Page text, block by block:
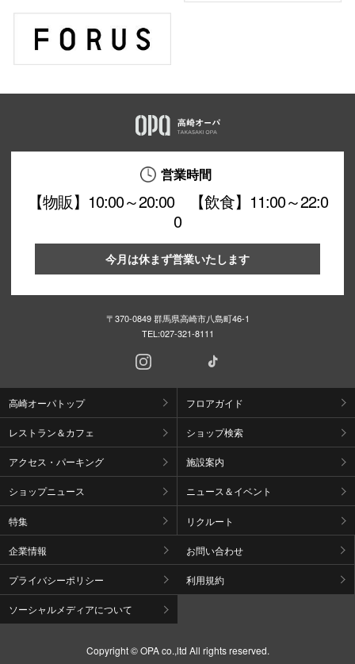
営業時間
【物販】10:00～20:00 【飲食】11:00～22:0
0
今月は休まず営業いたします
〒370-0849 群馬県高崎市八島町46-1
TEL:027-321-8111
高崎オーパトップ フロアガイド
レストラン＆カフェ ショップ検索
アクセス・パーキング 施設案内
ショップニュース ニュース＆イベント
特集 リクルート
企業情報 お問い合わせ
プライバシーポリシー 利用規約
ソーシャルメディアについて
Copyright © OPA co.,ltd All rights reserved.